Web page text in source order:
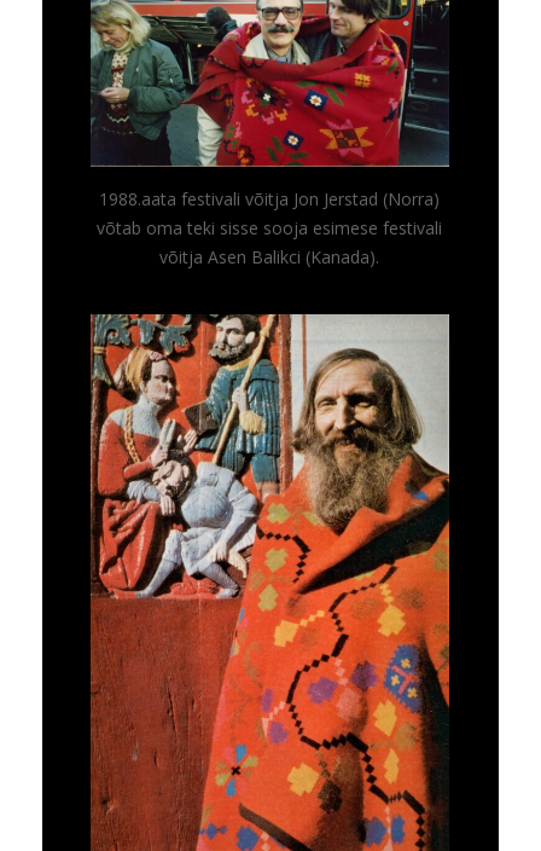
1988.aata festivali võitja Jon Jerstad (Norra)
võtab oma teki sisse sooja esimese festivali
võitja Asen Balikci (Kanada).